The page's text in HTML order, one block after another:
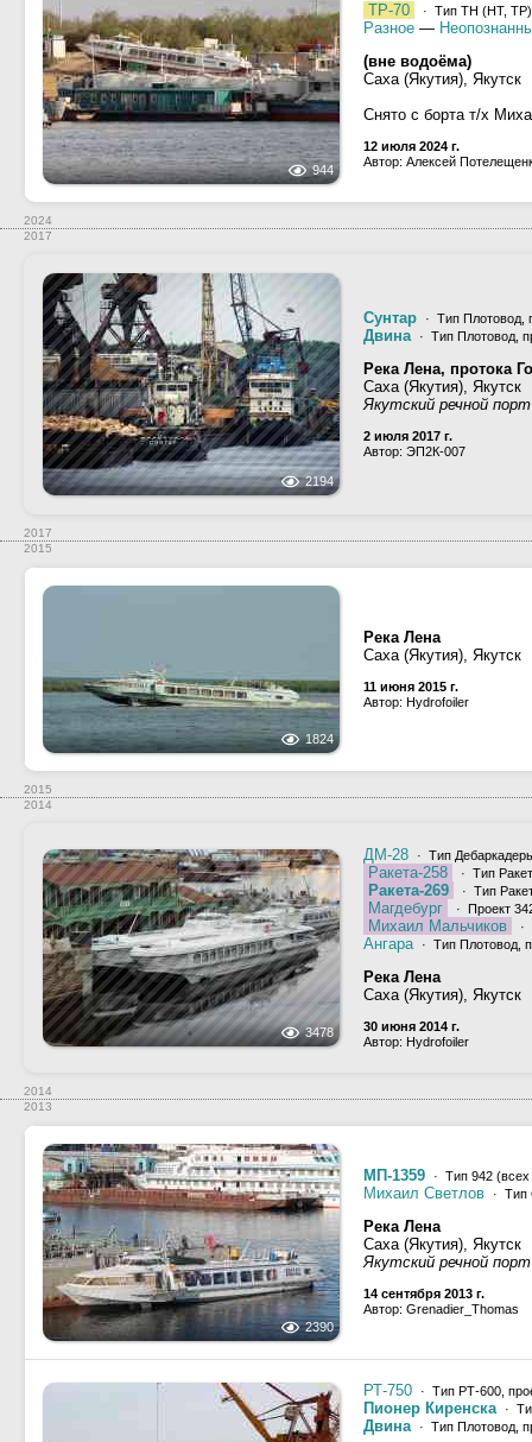
944
ТР-70 · Тип ТН (НТ,
Разное —
(вне водоёма)
Саха (Якутия), Якутск
Снято с борта т/х
12 июля 2024 г.
Автор: Алексей
2024
2017
2194
Сунтар · Тип Плотовод,
Двина · Тип Плотовод,
Река Лена, протока
Саха (Якутия), Якутск
Якутский речной порт
2 июля 2017 г.
Автор: ЭП2К-007
2017
2015
1824
Река Лена
Саха (Якутия), Якутск
11 июня 2015 г.
Автор: Hydrofoiler
2015
2014
3478
ДМ-28 · Тип
Ракета-258 · Тип
Ракета-269 · Тип
Магдебург · Проект
Михаил Мальчиков ·
Ангара · Тип Плотовод,
Река Лена
Саха (Якутия), Якутск
30 июня 2014 г.
Автор: Hydrofoiler
2014
2013
2390
МП-1359 · Тип 942
Михаил Светлов · Тип
Река Лена
Саха (Якутия), Якутск
Якутский речной порт
14 сентября 2013 г.
Автор: Grenadier_Thomas
РТ-750 · Тип РТ-600,
Пионер Киренска ·
Двина · Тип Плотовод,